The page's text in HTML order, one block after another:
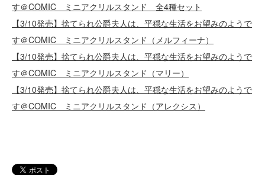
す＠COMIC ミニアクリルスタンド 全4種セット
【3/10発売】捨てられ公爵夫人は、平穏な生活をお望みのようで
す＠COMIC ミニアクリルスタンド（メルフィーナ）
【3/10発売】捨てられ公爵夫人は、平穏な生活をお望みのようで
す＠COMIC ミニアクリルスタンド（マリー）
【3/10発売】捨てられ公爵夫人は、平穏な生活をお望みのようで
す＠COMIC ミニアクリルスタンド（アレクシス）